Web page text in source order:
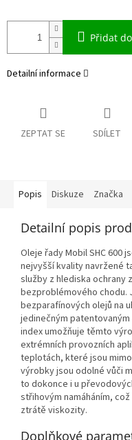
Přidat
Detailní informace
ZEPTAT SE SDÍLET
Popis Diskuze Značka
Detailní popis
Oleje řady Mobil SHC 600
nejvyšší kvality navržené
služby z hlediska ochrany
bezproblémového chodu.
bezparafínových olejů na
jedinečným
index umožňuje těmto
extrémních provozních
teplotách, které jsou
výrobky jsou odolné vůči
to dokonce i u
střihovým namáháním,
ztrátě viskozity.
Doplňkové